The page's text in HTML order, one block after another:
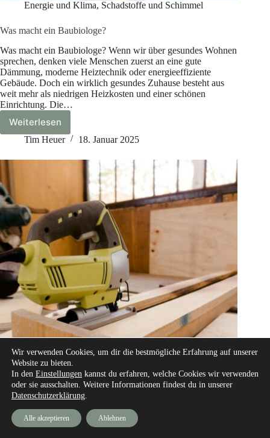
Energie und Klima, Schadstoffe und Schimmel
Was macht ein Baubiologe?
Was macht ein Baubiologe? Wenn wir über gesundes Wohnen
sprechen, denken viele Menschen zuerst an eine gute
Dämmung, moderne Heiztechnik oder energieeffiziente
Gebäude. Doch ein wirklich gesundes Zuhause besteht aus
weit mehr als niedrigen Heizkosten und einer schönen
Einrichtung. Die…
Weiterlesen
Was
macht
Baubiologe?
Tim Heuer 18. Januar 2025
Ratgeber,Ratgeber und Rechtliches
Der Umgang mit der Stichsäge
Wir verwenden Cookies, um dir die bestmögliche Erfahrung auf unserer
Website zu bieten.
In den Einstellungen kannst du erfahren, welche Cookies wir verwenden
oder sie ausschalten. Weitere Informationen findest du in unserer
Datenschutzerklärung.
Alle akzeptieren Ablehnen